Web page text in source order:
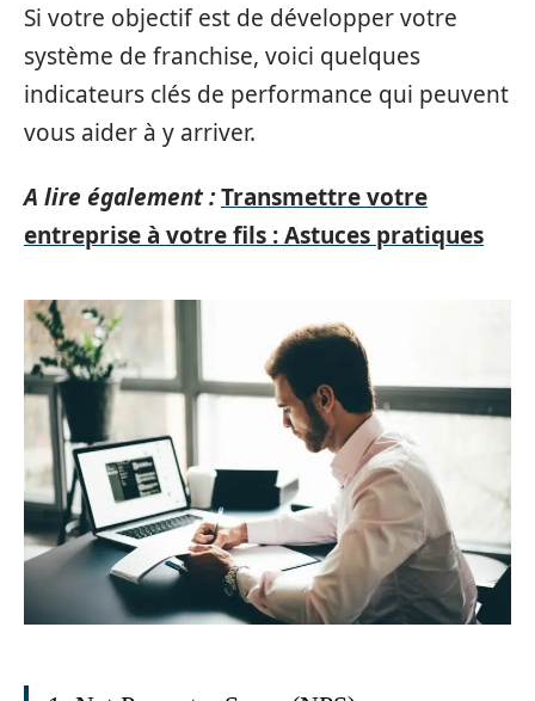
Si votre objectif est de développer votre
système de franchise, voici quelques
indicateurs clés de performance qui peuvent
vous aider à y arriver.
A lire également :Transmettre votre
entreprise à votre fils : Astuces pratiques